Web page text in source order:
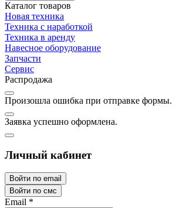
Каталог товаров
Новая техника
Техника с наработкой
Техника в аренду
Навесное оборудование
Запчасти
Сервис
Распродажа
Произошла ошибка при отправке формы.
Заявка успешно оформлена.
Личный кабинет
Войти по email
Войти по смс
Email *